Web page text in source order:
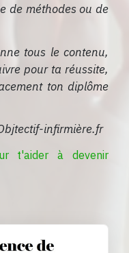
de méthodes ou de
tous le contenu,
pour ta réussite,
ton diplôme
infirmière.fr
t'aider à devenir